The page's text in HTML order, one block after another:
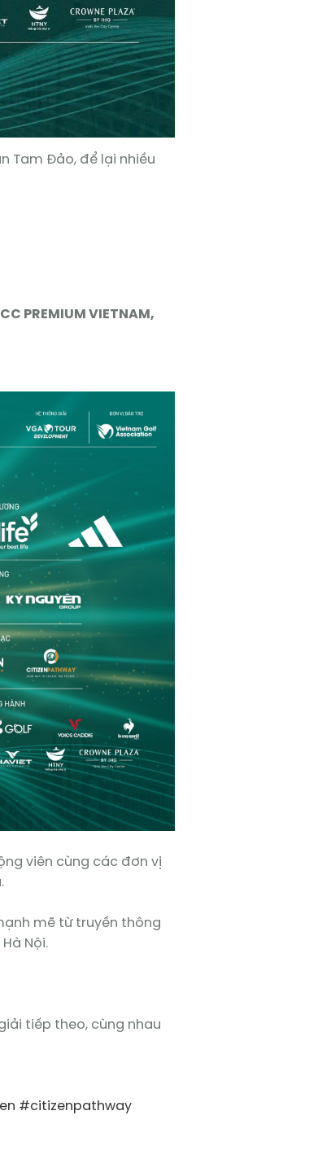
Tam Đảo, để lại nhiều
PREMIUM VIETNAM,
viên cùng các đơn vị
mẽ từ truyền thông
Nội.
tiếp theo, cùng nhau
#citizenpathway